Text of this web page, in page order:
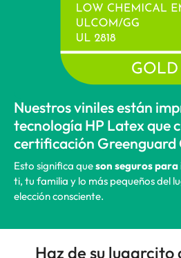
Nuestros viniles están
tecnología HP Latex que
certificación Greenguard
Esto significa queson seguros
ti, tu familia y lo más pequeños del
elección consciente.
Haz de su lugarcito